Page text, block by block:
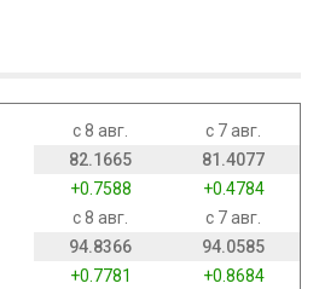
с 8 авг.
с 7 авг.
82.1665
81.4077
+0.7588
+0.4784
с 8 авг.
с 7 авг.
94.8366
94.0585
+0.7781
+0.8684